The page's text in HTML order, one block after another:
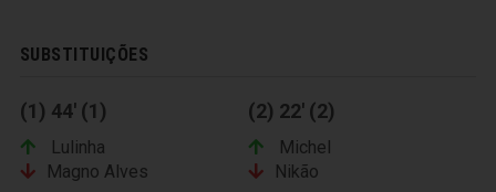
SUBSTITUIÇÕES
(1) 44' (1)
Lulinha
Magno Alves
(2) 22' (2)
Michel
Nikão